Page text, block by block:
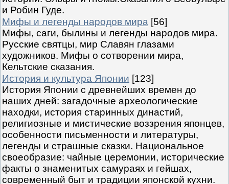
и Робин Гуде.
Мифы и легенды народов мира [56]
Мифы, саги, былины и легенды народов мира.
Русские святцы, мир Славян глазами
художников. Мифы о сотворении мира,
Кельтские сказания.
История и культура Японии [123]
История Японии с древнейших времен до
наших дней: загадочные археологические
находки, история старинных династий,
религиозные и мистические воззрения японцев,
особенности письменности и литературы,
легенды и страшные сказки. Национальное
своеобразие: чайные церемонии, исторические
факты о знаменитых самураях и гейшах,
современный быт и традиции японской кухни.